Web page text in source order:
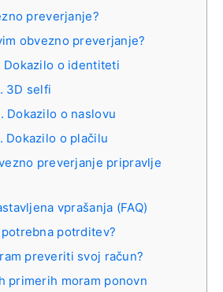
preverjanje?
obvezno preverjanje?
Dokazilo o identiteti
3D selfi
Dokazilo o naslovu
Dokazilo o plačilu
preverjanje pripravlje
vprašanja (FAQ)
potrditev?
preveriti svoj račun?
primerih moram ponovn